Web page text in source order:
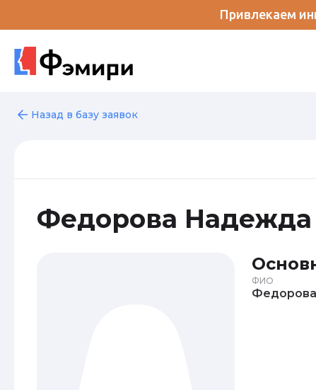
Привлекаем
Назад в базу заявок
Федорова Надежда
ФИО